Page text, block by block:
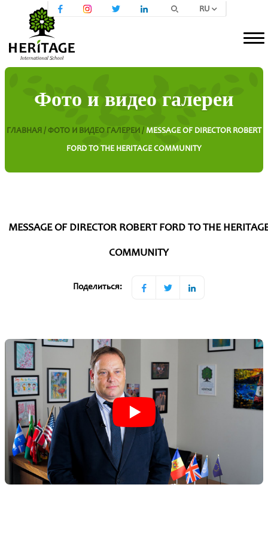
RU
Фото и видео галереи
ГЛАВНАЯ / ФОТО И ВИДЕО ГАЛЕРЕИ / MESSAGE OF DIRECTOR ROBERT
FORD TO THE HERITAGE COMMUNITY
MESSAGE OF DIRECTOR ROBERT FORD TO THE
COMMUNITY
Поделиться: